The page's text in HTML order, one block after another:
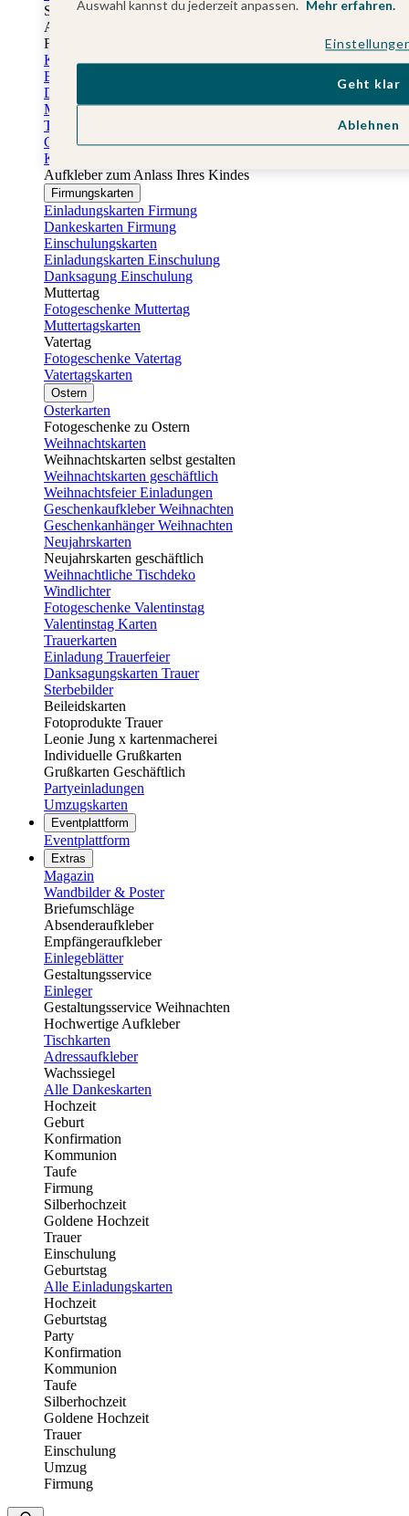
Sticker Taufe
Absenderaufkleber Taufe
Fotobuch Taufe
Konfirmationskarten
Einladungskarten Konfirmation
Danksagung Konfirmation
Menükarten Konfirmation
Tischkarten Konfirmation
Gästebuch Konfirmation
Kerzen Konfirmation
Aufkleber zum Anlass Ihres Kindes
Firmungskarten
Einladungskarten Firmung
Dankeskarten Firmung
Einschulungskarten
Einladungskarten Einschulung
Danksagung Einschulung
Muttertag
Fotogeschenke Muttertag
Muttertagskarten
Vatertag
Fotogeschenke Vatertag
Vatertagskarten
Ostern
Osterkarten
Fotogeschenke zu Ostern
Weihnachtskarten
Weihnachtskarten selbst gestalten
Weihnachtskarten geschäftlich
Weihnachtsfeier Einladungen
Geschenkaufkleber Weihnachten
Geschenkanhänger Weihnachten
Neujahrskarten
Neujahrskarten geschäftlich
Weihnachtliche Tischdeko
Windlichter
Fotogeschenke Valentinstag
Valentinstag Karten
Trauerkarten
Einladung Trauerfeier
Danksagungskarten Trauer
Sterbebilder
Beileidskarten
Fotoprodukte Trauer
Leonie Jung x kartenmacherei
Individuelle Grußkarten
Grußkarten Geschäftlich
Partyeinladungen
Umzugskarten
Eventplattform
Eventplattform
Extras
Magazin
Wandbilder & Poster
Briefumschläge
Absenderaufkleber
Empfängeraufkleber
Einlegeblätter
Gestaltungsservice
Einleger
Gestaltungsservice Weihnachten
Hochwertige Aufkleber
Tischkarten
Adressaufkleber
Wachssiegel
Alle Dankeskarten
Hochzeit
Geburt
Konfirmation
Kommunion
Taufe
Firmung
Silberhochzeit
Goldene Hochzeit
Trauer
Einschulung
Geburtstag
Alle Einladungskarten
Hochzeit
Geburtstag
Party
Konfirmation
Kommunion
Taufe
Silberhochzeit
Goldene Hochzeit
Trauer
Einschulung
Umzug
Firmung
Auswahl kannst du jederzeit anpassen. Mehr erfahren.
Ablehnen
Geht klar